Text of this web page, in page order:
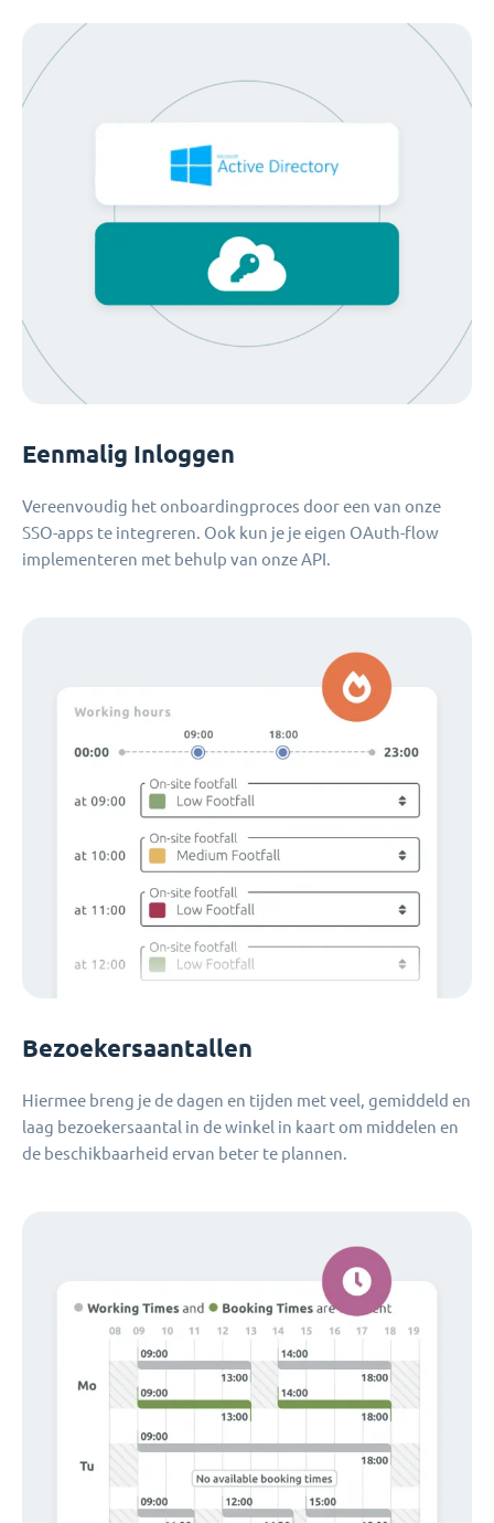
Eenmalig Inloggen
Vereenvoudig het onboardingproces door een van onze
SSO-apps te integreren. Ook kun je je eigen OAuth-flow
implementeren met behulp van onze API.
Bezoekersaantallen
Hiermee breng je de dagen en tijden met veel, gemiddeld en
laag bezoekersaantal in de winkel in kaart om middelen en
de beschikbaarheid ervan beter te plannen.